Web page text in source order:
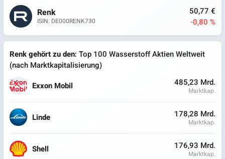
Renk
ISIN: DE000RENK730
50,77 €
-0,80 %
Renk gehört zu den: Top 100 Wasserstoff Aktien Weltweit
(nach Marktkapitalisierung)
Exxon Mobil
485,23 Mrd.
Marktkap.
Linde 178,28 Mrd.
Marktkap.
Shell 176,93 Mrd.
Marktkap.